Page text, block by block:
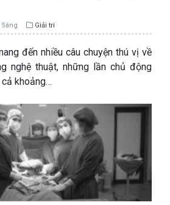
Giải trí
đến nhiều câu chuyện thú vị về
nghệ thuật, những lần chủ động
cả khoảng…